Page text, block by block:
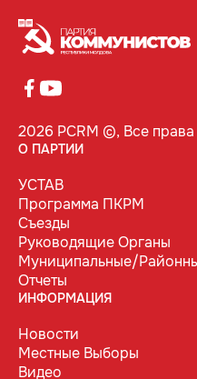
2026 PCRM ©, Все
О ПАРТИИ
УСТАВ
Программа ПКРМ
Съезды
Руководящие Органы
Муниципальные/
Отчеты
ИНФОРМАЦИЯ
Новости
Местные Выборы
Видео